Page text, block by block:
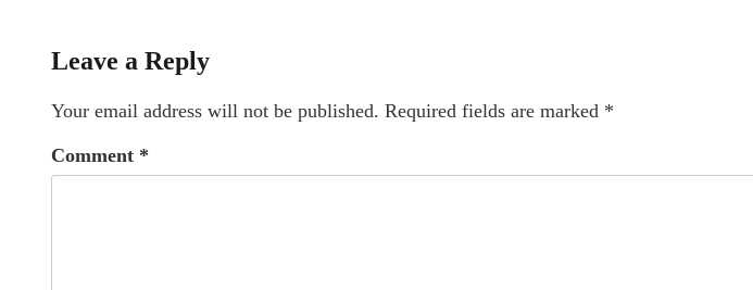
Leave a Reply
Your email address will not be published. Required fields are marked *
Comment *